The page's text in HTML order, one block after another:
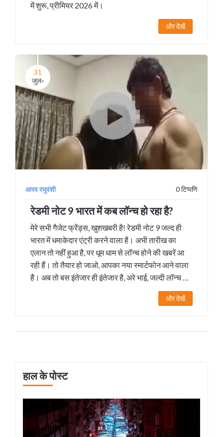
में शुरू, प्रीमियर 2026 में।
और देखें
31
जुल॰
आरव रघुवंशी 0 टिप्पणि
रेडमी नोट 9 भारत में कब लॉन्च हो रहा है?
मेरे सभी गैजेट फ्रेंड्स, खुशखबरी है! रेडमी नोट 9 जल्द ही
भारत में धमाकेदार एंट्री करने वाला है। अभी तारीख का
एलान तो नहीं हुआ है, पर धूम धाम से लॉन्च होने की खबरें आ
रही हैं। तो तैयार हो जाओ, आपका नया स्मार्टफोन आने वाला
है। अब तो बस इंतेजार ही इंतेजार है, अरे भाई, जल्दी लॉन्च हो
और देखें
हाल के पोस्ट